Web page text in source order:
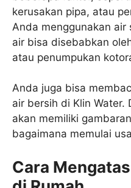
kerusakan pipa, atau
Anda menggunakan air
air bisa disebabkan
atau penumpukan
Anda juga bisa
air bersih di Klin Water.
akan memiliki
bagaimana memulai
Cara